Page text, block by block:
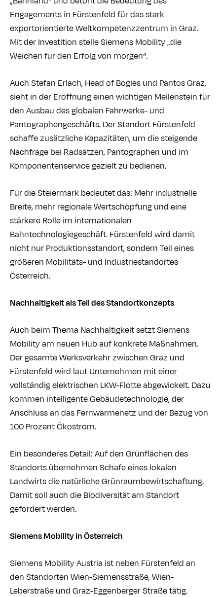
Engagements in Fürstenfeld für das stark
exportorientierte Weltkompetenzzentrum in Graz.
Mit der Investition stelle Siemens Mobility „die
Weichen für den Erfolg von morgen“.
Auch Stefan Erlach, Head of Bogies und Pantos Graz,
sieht in der Eröffnung einen wichtigen Meilenstein für
den Ausbau des globalen Fahrwerke- und
Pantographengeschäfts. Der Standort Fürstenfeld
schaffe zusätzliche Kapazitäten, um die steigende
Nachfrage bei Radsätzen, Pantographen und im
Komponentenservice gezielt zu bedienen.
Für die Steiermark bedeutet das: Mehr industrielle
Breite, mehr regionale Wertschöpfung und eine
stärkere Rolle im internationalen
Bahntechnologiegeschäft. Fürstenfeld wird damit
nicht nur Produktionsstandort, sondern Teil eines
größeren Mobilitäts- und Industriestandortes
Österreich.
Nachhaltigkeit als Teil des Standortkonzepts
Auch beim Thema Nachhaltigkeit setzt Siemens
Mobility am neuen Hub auf konkrete Maßnahmen.
Der gesamte Werksverkehr zwischen Graz und
Fürstenfeld wird laut Unternehmen mit einer
vollständig elektrischen LKW-Flotte abgewickelt. Dazu
kommen intelligente Gebäudetechnologie, der
Anschluss an das Fernwärmenetz und der Bezug von
100 Prozent Ökostrom.
Ein besonderes Detail: Auf den Grünflächen des
Standorts übernehmen Schafe eines lokalen
Landwirts die natürliche Grünraumbewirtschaftung.
Damit soll auch die Biodiversität am Standort
gefördert werden.
Siemens Mobility in Österreich
Siemens Mobility Austria ist neben Fürstenfeld an
den Standorten Wien-Siemensstraße, Wien-
Leberstraße und Graz-Eggenberger Straße tätig.